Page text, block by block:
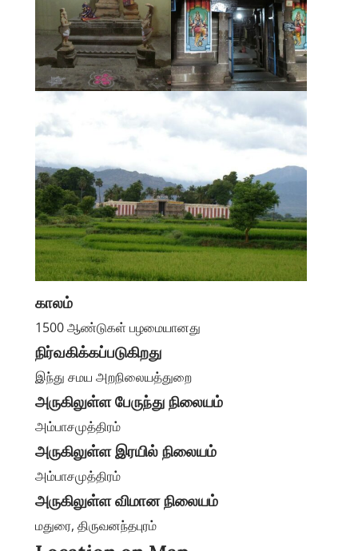
காலம்
1500 ஆண்டுகள் பழமையானது
நிர்வகிக்கப்படுகிறது
இந்து சமய அறநிலையத்துறை
அருகிலுள்ள பேருந்து நிலையம்
அம்பாசமுத்திரம்
அருகிலுள்ள இரயில் நிலையம்
அம்பாசமுத்திரம்
அருகிலுள்ள விமான நிலையம்
மதுரை, திருவனந்தபுரம்